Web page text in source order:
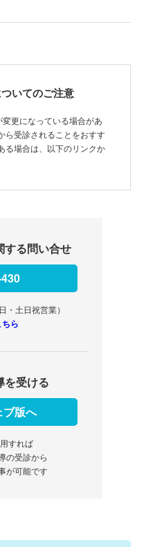
いてのご注意
更になっている場合があ
ら受診されることをおすす
る場合は、以下のリンクか
する問い合せ
・土日祝営業）
ちら
を受ける
版へ
すれば
の受診から
が可能です